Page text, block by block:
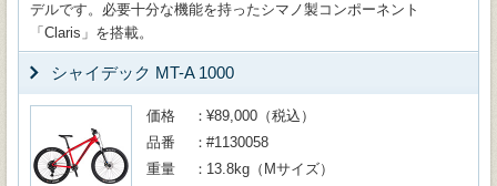
デルです。必要十分な機能を持ったシマノ製コンポーネント
「Claris」を搭載。
シャイデック MT-A 1000
価格
¥89,000（税込）
品番
#1130058
重量
13.8kg（Mサイズ）